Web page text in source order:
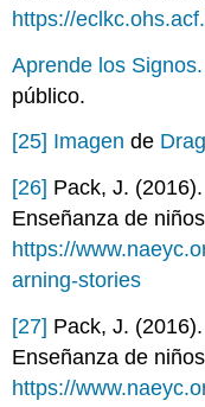
https://
Aprende los
público.
[25] Imagen de
[26] Pack, J.
Enseñanza de
https://
arning-stories
[27] Pack, J.
Enseñanza de
https://